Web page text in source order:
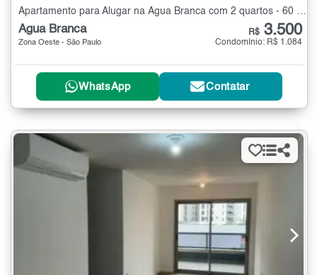
Apartamento para Alugar na Água Branca com 2 quartos - 60 m²
Água Branca
Zona Oeste - São Paulo
R$ 3.500
Condomínio: R$ 1.084
WhatsApp Contatar